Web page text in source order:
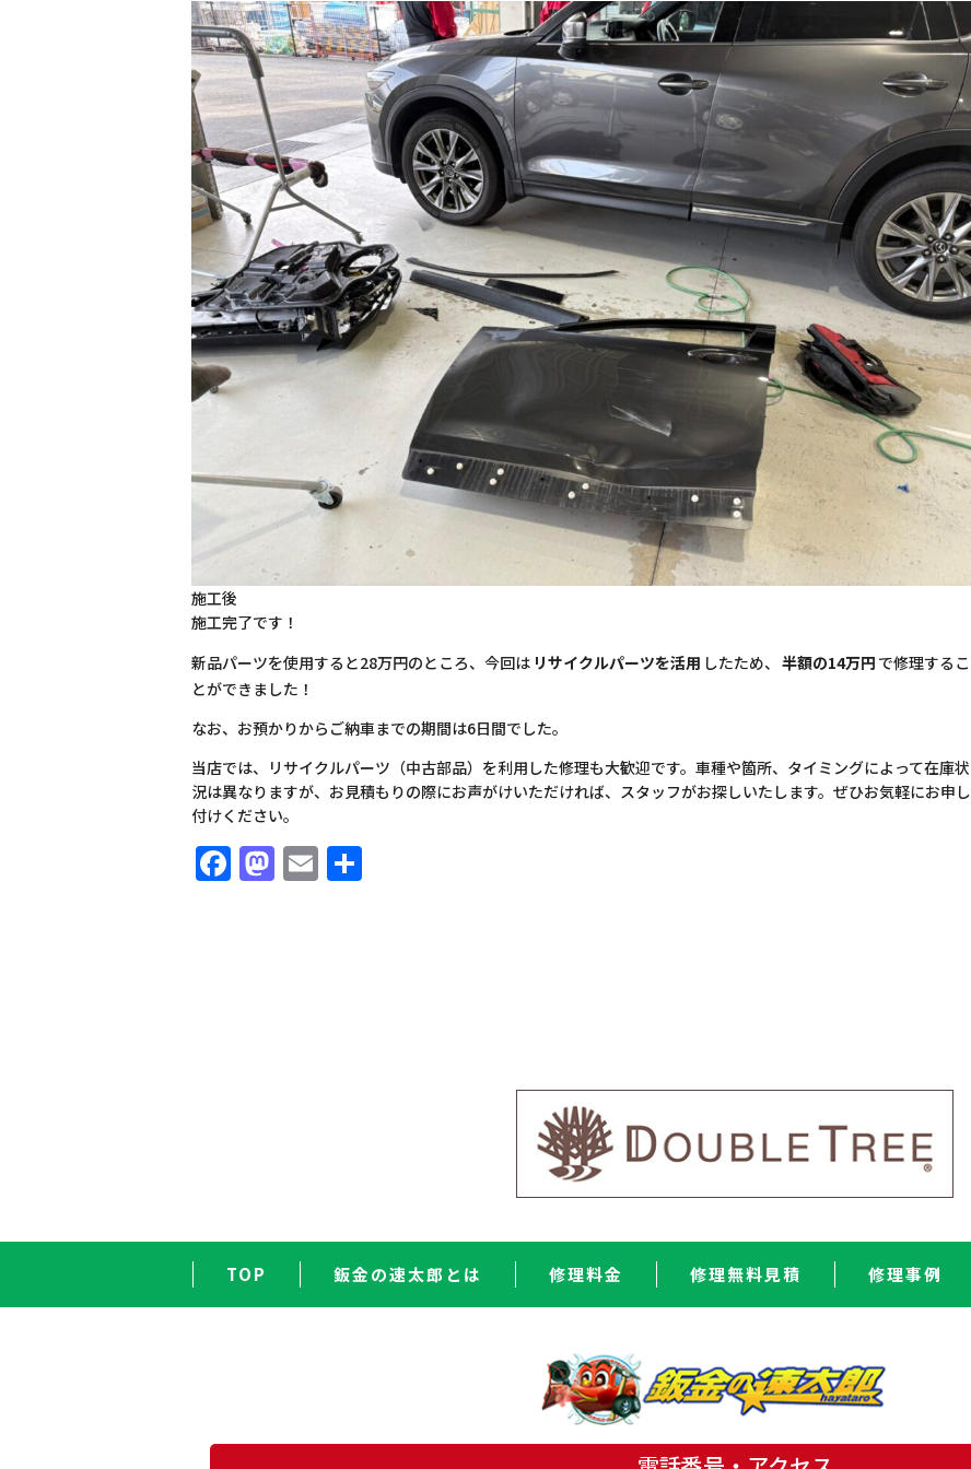
施工後
施工完了です！
新品パーツを使用すると28万円のところ、今回は リサイクルパーツを活用 したため、 半額の14万円 で修理するこ
とができました！
なお、お預かりからご納車までの期間は6日間でした。
当店では、リサイクルパーツ（中古部品）を利用した修理も大歓迎です。車種や箇所、タイミングによって在庫状
況は異なりますが、お見積もりの際にお声がけいただければ、スタッフがお探しいたします。ぜひお気軽にお申し
付けください。
Facebook
Mastodon
Email
TOP 鈑金の速太郎とは 修理料金 修理無料見積 修理事例